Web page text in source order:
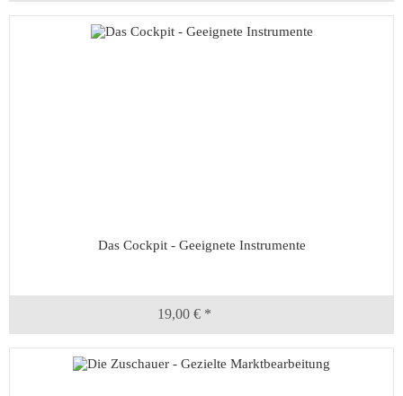
Das Cockpit - Geeignete Instrumente
19,00 € *